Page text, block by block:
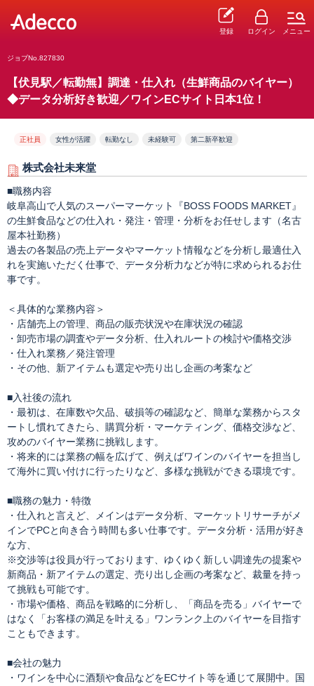
登録 ログイン メニュー
ジョブNo.827830
【伏見駅／転勤無】調達・仕入れ（生鮮商品のバイヤー）
◆データ分析好き歓迎／ワインECサイト日本1位！
正社員 女性が活躍 転勤なし 未経験可 第二新卒歓迎
株式会社未来堂
■職務内容
岐阜高山で人気のスーパーマーケット『BOSS FOODS MARKET』
の生鮮食品などの仕入れ・発注・管理・分析をお任せします（名古
屋本社勤務）
過去の各製品の売上データやマーケット情報などを分析し最適仕入
れを実施いただく仕事で、データ分析力などが特に求められるお仕
事です。
＜具体的な業務内容＞
・店舗売上の管理、商品の販売状況や在庫状況の確認
・卸売市場の調査やデータ分析、仕入れルートの検討や価格交渉
・仕入れ業務／発注管理
・その他、新アイテムも選定や売り出し企画の考案など
■入社後の流れ
・最初は、在庫数や欠品、破損等の確認など、簡単な業務からスタ
ートし慣れてきたら、購買分析・マーケティング、価格交渉など、
攻めのバイヤー業務に挑戦します。
・将来的には業務の幅を広げて、例えばワインのバイヤーを担当し
て海外に買い付けに行ったりなど、多様な挑戦ができる環境です。
■職務の魅力・特徴
・仕入れと言えど、メインはデータ分析、マーケットリサーチがメ
インでPCと向き合う時間も多い仕事です。データ分析・活用が好き
な方、
※交渉等は役員が行っております、ゆくゆく新しい調達先の提案や
新商品・新アイテムの選定、売り出し企画の考案など、裁量を持っ
て挑戦も可能です。
・市場や価格、商品を戦略的に分析し、「商品を売る」バイヤーで
はなく「お客様の満足を叶える」ワンランク上のバイヤーを目指す
こともできます。
■会社の魅力
・ワインを中心に酒類や食品などをECサイト等を通じて展開中。国